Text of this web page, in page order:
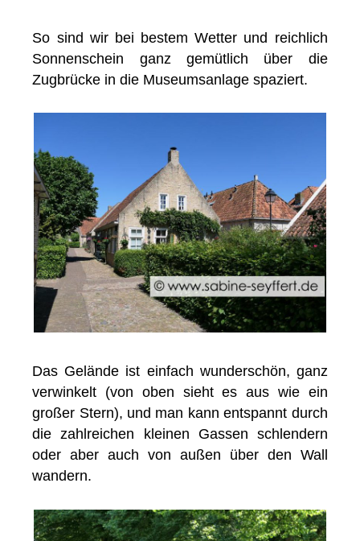
So sind wir bei bestem Wetter und reichlich
Sonnenschein ganz gemütlich über die
Zugbrücke in die Museumsanlage spaziert.
Das Gelände ist einfach wunderschön, ganz
verwinkelt (von oben sieht es aus wie ein
großer Stern), und man kann entspannt durch
die zahlreichen kleinen Gassen schlendern
oder aber auch von außen über den Wall
wandern.